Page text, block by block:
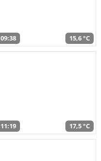
09:38 15,6 °C
11:19 17,5 °C